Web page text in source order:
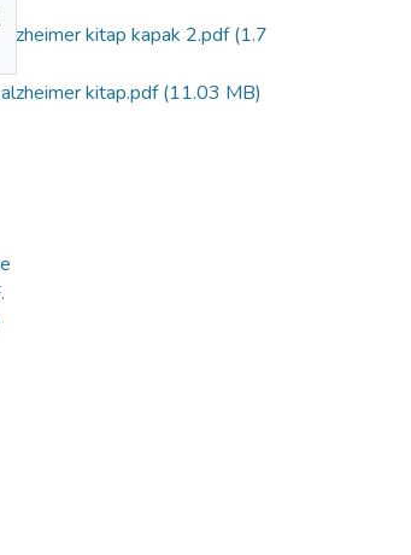
alzheimer kitap kapak 2.pdf(1.7
kitap.pdf(11.03 MB)